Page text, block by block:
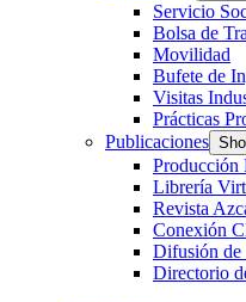
Servicio
Bolsa de
Movilidad
Bufete de
Visitas
Prácticas
Publicaciones
Producción
Librería
Revista
Conexión
Difusión de
Directorio